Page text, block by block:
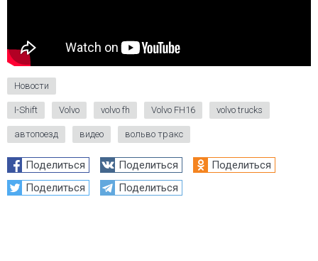
Новости
I-Shift Volvo volvo fh Volvo FH16 volvo trucks
автопоезд видео вольво тракс
Поделиться Поделиться
Поделиться
Поделиться
Поделиться